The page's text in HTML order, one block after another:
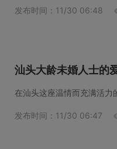
发布时间：11/30 06:48
汕头大龄未婚人士的
发布时间：11/30 06:47